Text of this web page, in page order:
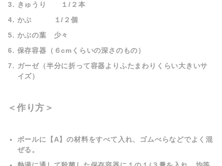
きゅうり １/２本
かぶ １/２個
かぶの葉 少々
保存容器（６cmくらいの深さのもの）
ガーゼ（半分に折って容器よりふたまわりくらい大きいサ
イズ）
＜作り方＞
ボールに【A】の材料をすべて入れ、ゴムべらなどでよく混
ぜる。